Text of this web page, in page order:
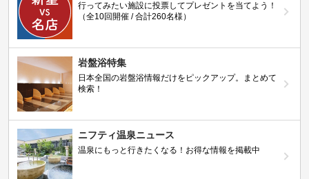
行ってみたい施設に投票してプレゼントを当てよう！
（全10回開催 / 合計260名様）
岩盤浴特集
日本全国の岩盤浴情報だけをピックアップ。まとめて
検索！
ニフティ温泉ニュース
温泉にもっと行きたくなる！お得な情報を掲載中